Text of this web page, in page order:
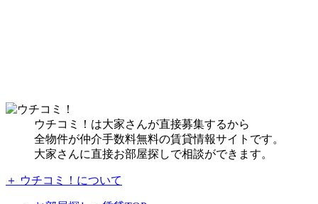
ウチコミ！は大家さんが直接募集するから
全物件が仲介手数料無料の賃貸情報サイトです。
大家さんに直接お部屋探しで相談ができます。
＋ ウチコミ！について